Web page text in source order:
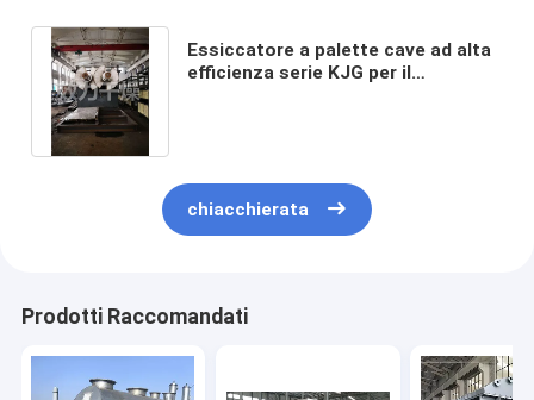
Essiccatore a palette cave ad alta
efficienza serie KJG per il
chiacchierata
Prodotti Raccomandati